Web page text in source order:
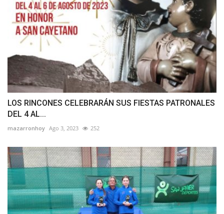
LOS RINCONES CELEBRARÁN SUS FIESTAS PATRONALES
DEL 4 AL...
mazarronhoy Ago 3, 2023 252